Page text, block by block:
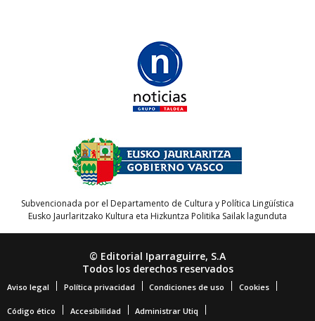
Subvencionada por el Departamento de Cultura y Política Lingüística
Eusko Jaurlaritzako Kultura eta Hizkuntza Politika Sailak lagunduta
© Editorial Iparraguirre, S.A
Todos los derechos reservados
Aviso legal Política privacidad Condiciones de uso Cookies
Código ético Accesibilidad Administrar Utiq